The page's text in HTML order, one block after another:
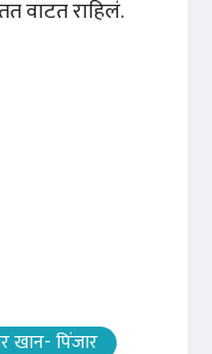
वाटत राहिलं.
खान- पिंजार